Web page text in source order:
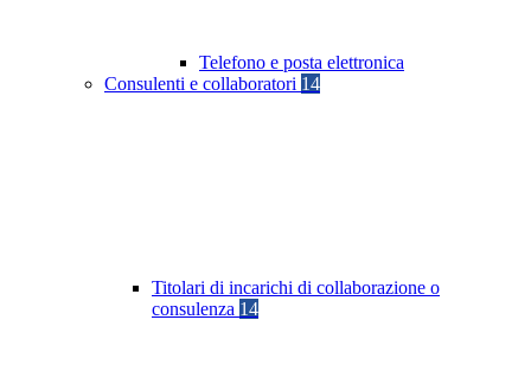
Telefono e posta elettronica
Consulenti e collaboratori 14
Titolari di incarichi di collaborazione o
consulenza 14